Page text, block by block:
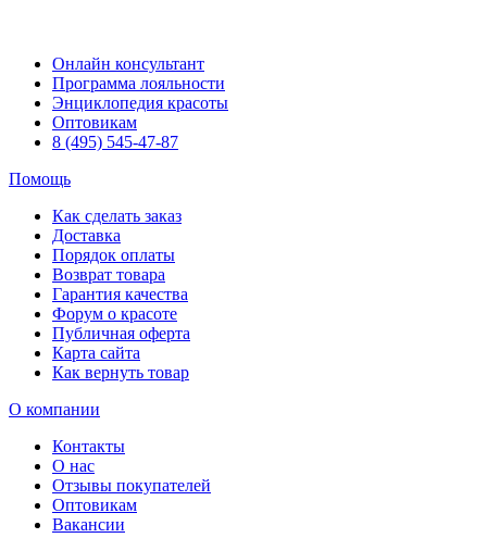
Онлайн консультант
Программа лояльности
Энциклопедия красоты
Оптовикам
8 (495) 545-47-87
Помощь
Как сделать заказ
Доставка
Порядок оплаты
Возврат товара
Гарантия качества
Форум о красоте
Публичная оферта
Карта сайта
Как вернуть товар
О компании
Контакты
О нас
Отзывы покупателей
Оптовикам
Вакансии